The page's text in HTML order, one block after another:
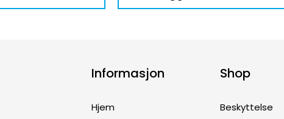
Informasjon
Hjem
Shop
Beskyttelse